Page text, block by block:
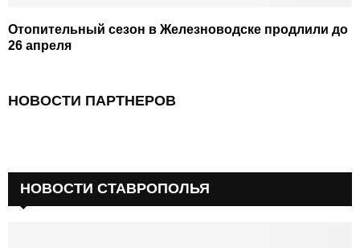
Отопительный сезон в Железноводске продлили до
26 апреля
НОВОСТИ ПАРТНЕРОВ
НОВОСТИ СТАВРОПОЛЬЯ